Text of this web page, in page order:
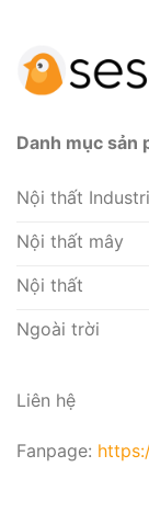
Danh mục sản
Nội thất
Nội thất mây
Nội thất
Ngoài trời
Liên hệ
Fanpage: